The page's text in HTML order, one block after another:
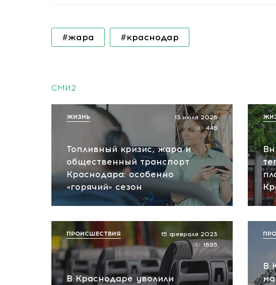
#жара #краснодар
СМИ2
Топливный кризис, жара и
общественный транспорт
Краснодара: особенно
«горячий» сезон
13 июля 2026
446
ЖИЗНЬ
В Краснодаре уволили
15 февраля 2023
1695
ПРОИСШЕСТВИЯ
В